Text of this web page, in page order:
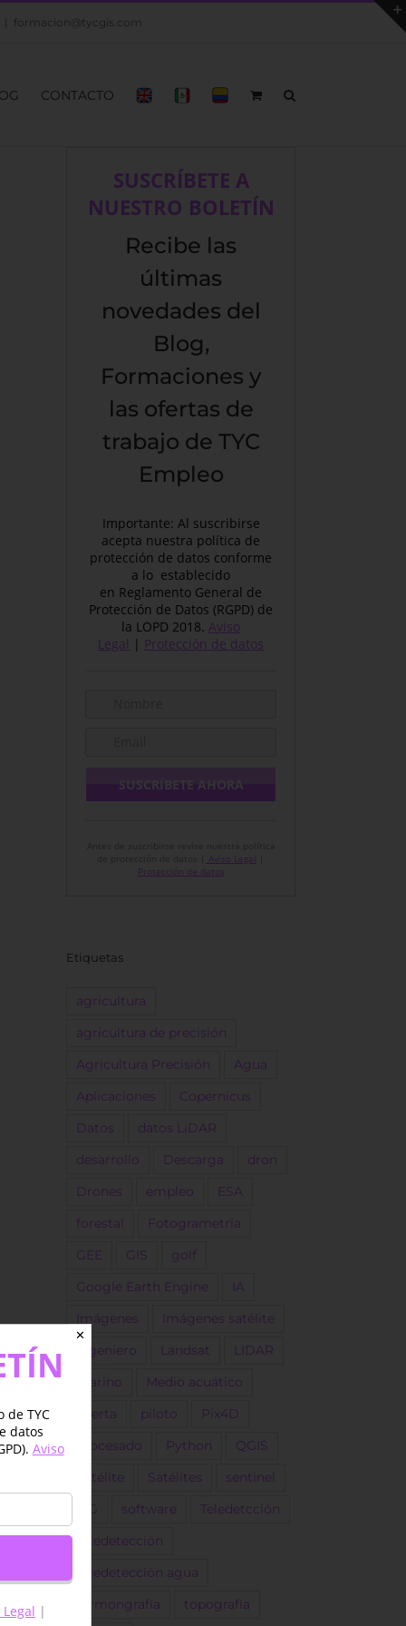
formacion@tycgis.com
CONTACTO
SUSCRÍBETE A
NUESTRO BOLETÍN
Recibe las
últimas
novedades del
Blog,
Formaciones y
las ofertas de
trabajo de TYC
Empleo
Importante: Al suscribirse
acepta nuestra política de
protección de datos conforme
a lo establecido
en Reglamento General de
Protección de Datos (RGPD) de
la LOPD 2018. Aviso
Legal | Protección de datos
Aviso Legal
Protección de datos
Etiquetas
agricultura
agricultura de precisión
Agricultura Precisión Agua
Aplicaciones Copernicus
Datos datos LiDAR
desarrollo Descarga dron
Drones empleo ESA
forestal Fotogrametría
GEE GIS golf
Google Earth Engine IA
Imágenes Imágenes satélite
ingeniero Landsat LIDAR
marino Medio acuático
Oferta piloto Pix4D
procesado Python QGIS
Satélite Satélites sentinel
SIG software Teledetcción
Teledetección
Teledetección agua
termongrafía topografía
✕
de TYC
datos
Aviso
|